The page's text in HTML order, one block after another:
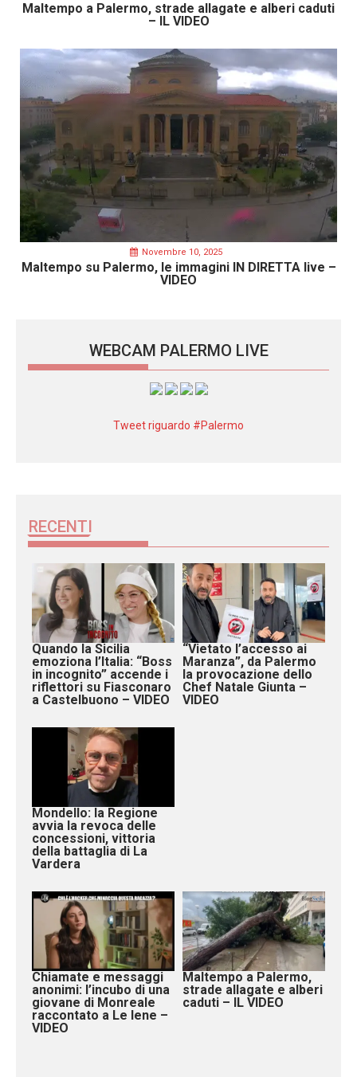
Maltempo a Palermo, strade allagate e alberi caduti
– IL VIDEO
Novembre 10, 2025
Maltempo su Palermo, le immagini IN DIRETTA live –
VIDEO
WEBCAM PALERMO LIVE
Tweet riguardo #Palermo
RECENTI
Quando la Sicilia
emoziona l’Italia: “Boss
in incognito” accende i
riflettori su Fiasconaro
a Castelbuono – VIDEO
“Vietato l’accesso ai
Maranza”, da Palermo
la provocazione dello
Chef Natale Giunta –
VIDEO
Mondello: la Regione
avvia la revoca delle
concessioni, vittoria
della battaglia di La
Vardera
Chiamate e messaggi
anonimi: l’incubo di una
giovane di Monreale
raccontato a Le Iene –
VIDEO
Maltempo a Palermo,
strade allagate e alberi
caduti – IL VIDEO